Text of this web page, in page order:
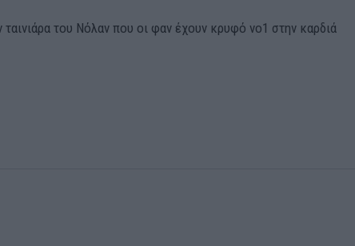
του Νόλαν που οι φαν έχουν κρυφό νο1 στην καρδιά